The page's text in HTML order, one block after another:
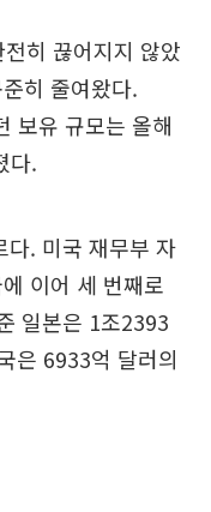
히 끊어지지 않았
히 줄여왔다.
보유 규모는 올해
다.
다. 미국 재무부 자
이어 세 번째로
일본은 1조2393
은 6933억 달러의